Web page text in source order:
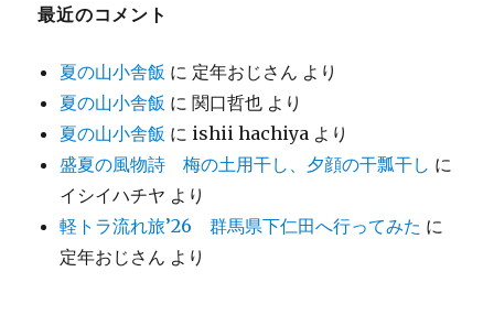
最近のコメント
夏の山小舎飯 に 定年おじさん より
夏の山小舎飯 に関口哲也 より
夏の山小舎飯 に ishii hachiya より
盛夏の風物詩 梅の土用干し、夕顔の干瓢干し に
イシイハチヤ より
軽トラ流れ旅’26 群馬県下仁田へ行ってみた に
定年おじさん より